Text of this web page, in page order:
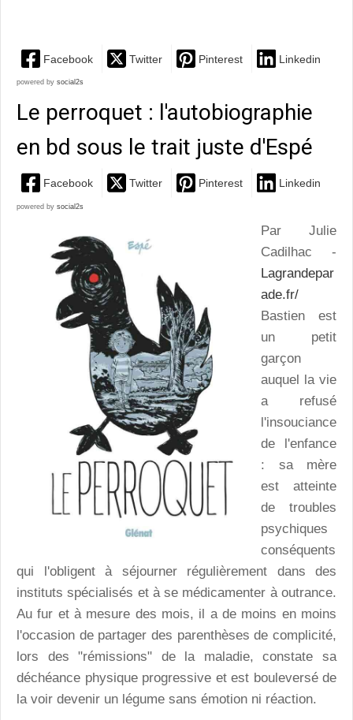
Facebook Twitter Pinterest Linkedin
powered by social2s
Le perroquet : l'autobiographie
en bd sous le trait juste d'Espé
Facebook Twitter Pinterest Linkedin
powered by social2s
Par Julie
Cadilhac -
Lagrandepar
ade.fr/
Bastien est
un petit
garçon
auquel la vie
a refusé
l'insouciance
de l'enfance
: sa mère
est atteinte
de troubles
psychiques
conséquents
qui l'obligent à séjourner régulièrement dans des
instituts spécialisés et à se médicamenter à outrance.
Au fur et à mesure des mois, il a de moins en moins
l'occasion de partager des parenthèses de complicité,
lors des "rémissions" de la maladie, constate sa
déchéance physique progressive et est bouleversé de
la voir devenir un légume sans émotion ni réaction.